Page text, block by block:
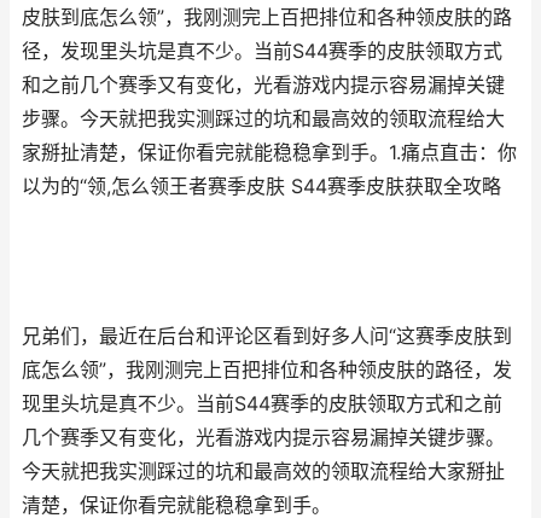
皮肤到底怎么领”，我刚测完上百把排位和各种领皮肤的路
径，发现里头坑是真不少。当前S44赛季的皮肤领取方式
和之前几个赛季又有变化，光看游戏内提示容易漏掉关键
步骤。今天就把我实测踩过的坑和最高效的领取流程给大
家掰扯清楚，保证你看完就能稳稳拿到手。1.痛点直击：你
以为的“领,怎么领王者赛季皮肤 S44赛季皮肤获取全攻略
兄弟们，最近在后台和评论区看到好多人问“这赛季皮肤到
底怎么领”，我刚测完上百把排位和各种领皮肤的路径，发
现里头坑是真不少。当前S44赛季的皮肤领取方式和之前
几个赛季又有变化，光看游戏内提示容易漏掉关键步骤。
今天就把我实测踩过的坑和最高效的领取流程给大家掰扯
清楚，保证你看完就能稳稳拿到手。